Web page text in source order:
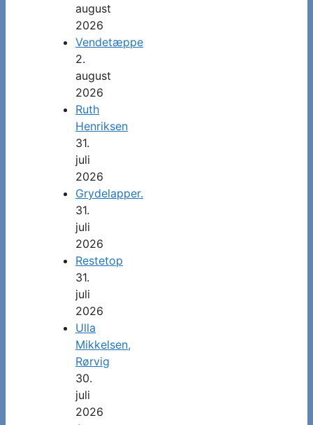
august
2026
Vendetæppe
2.
august
2026
Ruth
Henriksen
31.
juli
2026
Grydelapper.
31.
juli
2026
Restetop
31.
juli
2026
Ulla
Mikkelsen,
Rørvig
30.
juli
2026